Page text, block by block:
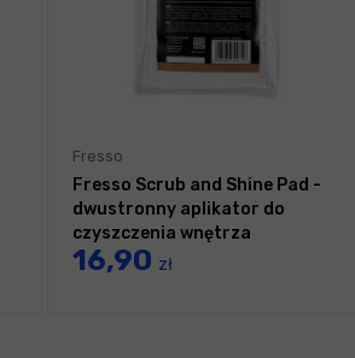
Fresso
Fresso Scrub and Shine Pad -
dwustronny aplikator do
czyszczenia wnętrza
samochodu
16,90 zł